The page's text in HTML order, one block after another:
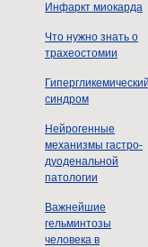
Инфаркт миокарда
Что нужно знать о
трахеостомии
Гипергликемический
синдром
Нейрогенные
механизмы гастро-
дуоденальной
патологии
Важнейшие
гельминтозы
человека в